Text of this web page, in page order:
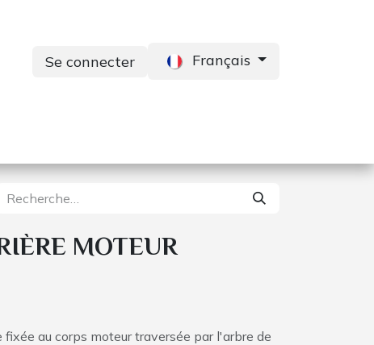
Se connecter Français
MOTEUR
fixée au corps moteur traversée par l'arbre de